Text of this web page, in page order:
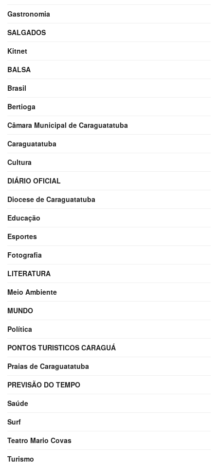
Gastronomia
SALGADOS
Kitnet
BALSA
Brasil
Bertioga
Câmara Municipal de Caraguatatuba
Caraguatatuba
Cultura
DIÁRIO OFICIAL
Diocese de Caraguatatuba
Educação
Esportes
Fotografia
LITERATURA
Meio Ambiente
MUNDO
Política
PONTOS TURISTICOS CARAGUÁ
Praias de Caraguatatuba
PREVISÃO DO TEMPO
Saúde
Surf
Teatro Mario Covas
Turismo